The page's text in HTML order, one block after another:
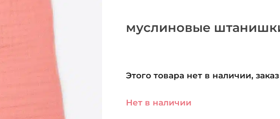
муслиновые
Этого товара нет в наличии,
Нет в наличии